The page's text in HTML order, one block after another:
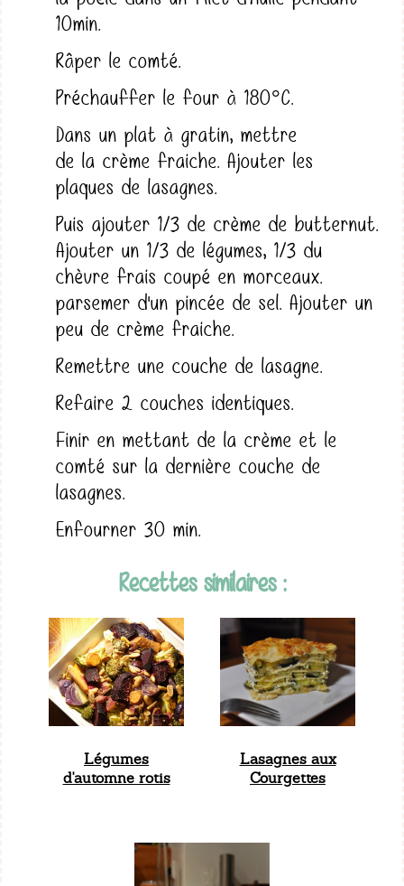
10min.
Râper le comté.
Préchauffer le four à 180°C.
Dans un plat à gratin, mettre
de la crème fraiche. Ajouter les
plaques de lasagnes.
Puis ajouter 1/3 de crème de butternut.
Ajouter un 1/3 de légumes, 1/3 du
chèvre frais coupé en morceaux.
parsemer d'un pincée de sel. Ajouter un
peu de crème fraiche.
Remettre une couche de lasagne.
Refaire 2 couches identiques.
Finir en mettant de la crème et le
comté sur la dernière couche de
lasagnes.
Enfourner 30 min.
Recettes similaires :
Légumes
d'automne rotis
Lasagnes aux
Courgettes